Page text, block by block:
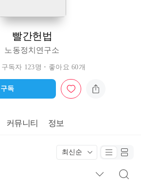
빨간헌법
노동정치연구소
구독자 123명 좋아요 60개
구독
커뮤니티 정보
최신순